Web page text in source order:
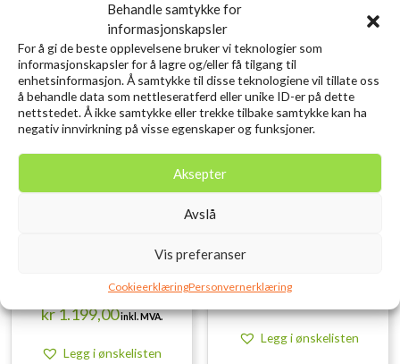
Behandle samtykke for
informasjonskapsler
For å gi de beste opplevelsene bruker vi teknologier som
informasjonskapsler for å lagre og/eller få tilgang til
enhetsinformasjon. Å samtykke til disse teknologiene vil tillate oss
å behandle data som nettleseratferd eller unike ID-er på dette
nettstedet. Å ikke samtykke eller trekke tilbake samtykke kan ha
negativ innvirkning på visse egenskaper og funksjoner.
Aksepter
Avslå
Vis preferanser
CookieerklæringPersonvernerklæring
Relaterte produkter
235 Shirt Man
kr1.199,00inkl. MVA.
Legg i ønskelisten
kr279,00
Legg i ønskelisten